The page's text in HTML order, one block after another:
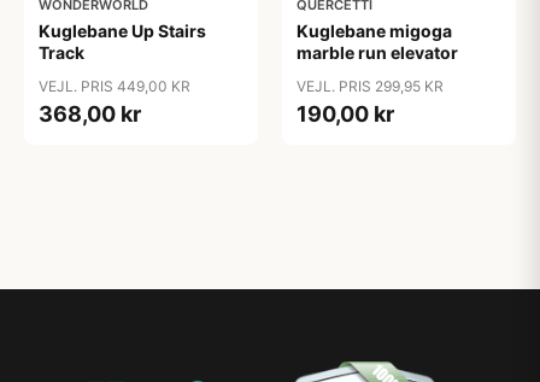
WONDERWORLD
Kuglebane Up Stairs
Track
VEJL. PRIS 449,00 KR
368,00 kr
QUERCETTI
Kuglebane migoga
marble run elevator
VEJL. PRIS 299,95 KR
190,00 kr